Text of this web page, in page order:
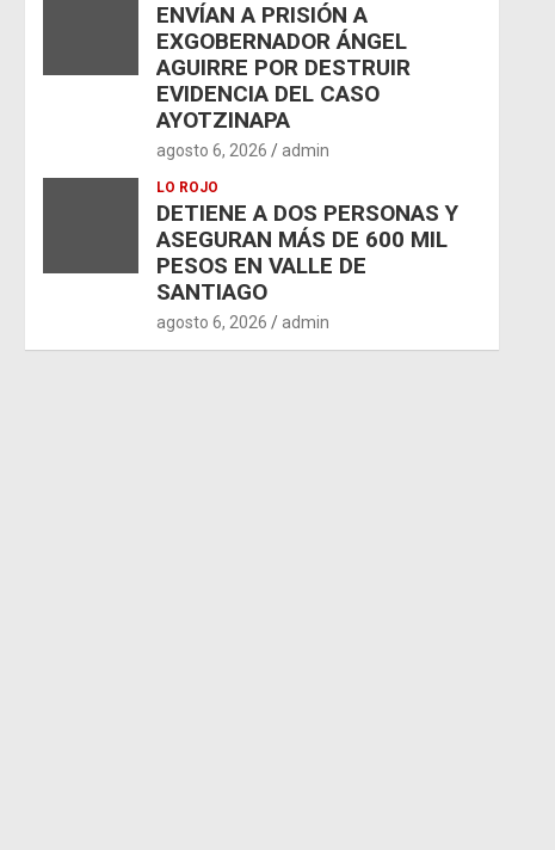
ENVÍAN A PRISIÓN A
EXGOBERNADOR ÁNGEL
AGUIRRE POR DESTRUIR
EVIDENCIA DEL CASO
AYOTZINAPA
agosto 6, 2026 admin
LO ROJO
DETIENE A DOS PERSONAS Y
ASEGURAN MÁS DE 600 MIL
PESOS EN VALLE DE
SANTIAGO
agosto 6, 2026 admin